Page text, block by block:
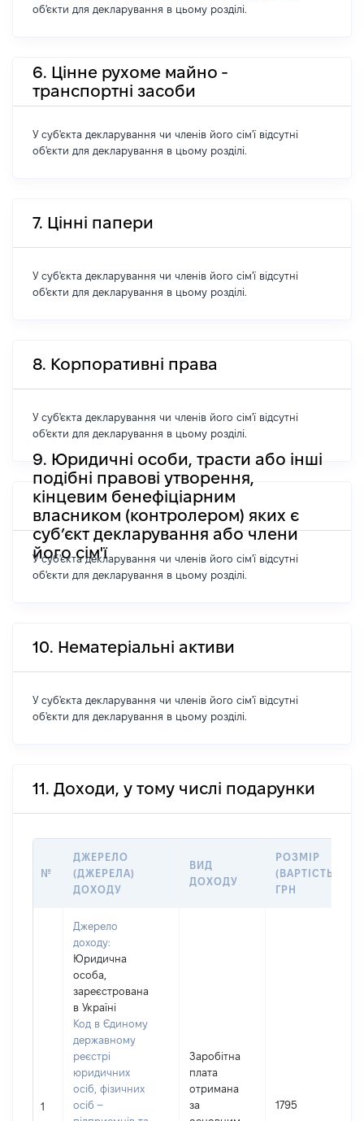
об'єкти для декларування в цьому розділі.
6. Цінне рухоме майно -
транспортні засоби
У суб'єкта декларування чи членів його сім'ї відсутні
об'єкти для декларування в цьому розділі.
7. Цінні папери
У суб'єкта декларування чи членів його сім'ї відсутні
об'єкти для декларування в цьому розділі.
8. Корпоративні права
У суб'єкта декларування чи членів його сім'ї відсутні
об'єкти для декларування в цьому розділі.
9. Юридичні особи, трасти або інші
подібні правові утворення,
кінцевим бенефіціарним
власником (контролером) яких є
суб’єкт декларування або члени
його сім'ї
У суб'єкта декларування чи членів його сім'ї відсутні
об'єкти для декларування в цьому розділі.
10. Нематеріальні активи
У суб'єкта декларування чи членів його сім'ї відсутні
об'єкти для декларування в цьому розділі.
11. Доходи, у тому числі подарунки
№
ДЖЕРЕЛО
(ДЖЕРЕЛА)
ДОХОДУ
ВИД
ДОХОДУ
РОЗМІР
(ВАРТІСТЬ),
ГРН
1
Джерело
доходу:
Юридична
особа,
зареєстрована
в Україні
Код в Єдиному
державному
реєстрі
юридичних
осіб, фізичних
осіб –
Заробітна
плата
отримана
за
1795